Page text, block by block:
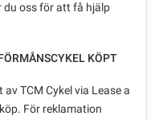
du oss för att få hjälp
KÖPT
TCM Cykel via Lease a
För reklamation